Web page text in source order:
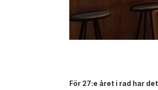
För 27:e året i rad har